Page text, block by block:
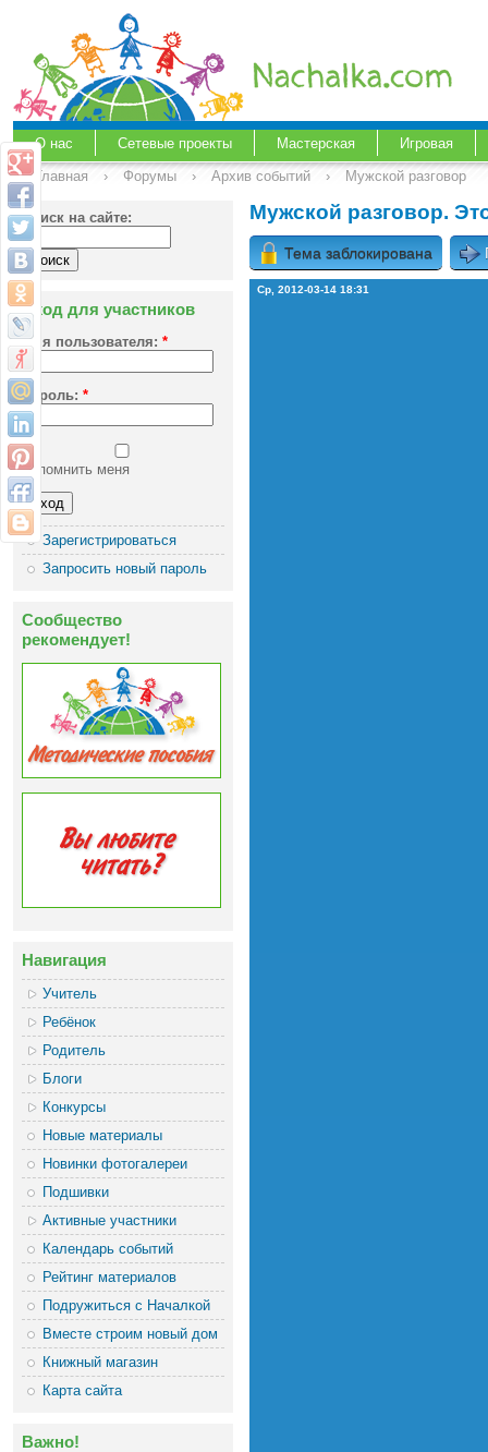
О нас Сетевые проекты Мастерская
Игровая
Главная
› Форумы › Архив событий › Мужской разговор
Поиск на сайте:
Вход для участников
Имя пользователя: *
Пароль: *
Запомнить меня
Зарегистрироваться
Запросить новый пароль
Сообщество
рекомендует!
Навигация
Учитель
Ребёнок
Родитель
Блоги
Конкурсы
Новые материалы
Новинки фотогалереи
Подшивки
Активные участники
Календарь событий
Рейтинг материалов
Подружиться с Началкой
Вместе строим новый дом
Книжный магазин
Карта сайта
Важно!
Мужской разговор.
Тема заблокирована
Ср, 2012-03-14 18:31